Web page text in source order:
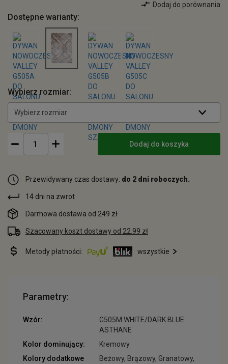
Dodaj do porównania
Dostępne warianty:
Wybierz rozmiar:
Wybierz rozmiar
Dodaj do koszyka
Przewidywany czas dostawy: do 2 dni roboczych.
14 dni na zwrot
Darmowa dostawa od 249 zł
Szacowany koszt dostawy od 22.99 zł
Metody płatności: wszystkie
Parametry:
Wzór:
G505M WHITE/DARK BLUE
ASTHANE
Kolor dominujący:
Kremowy
Kolory dodatkowe
Beżowy, Brązowy, Granatowy,